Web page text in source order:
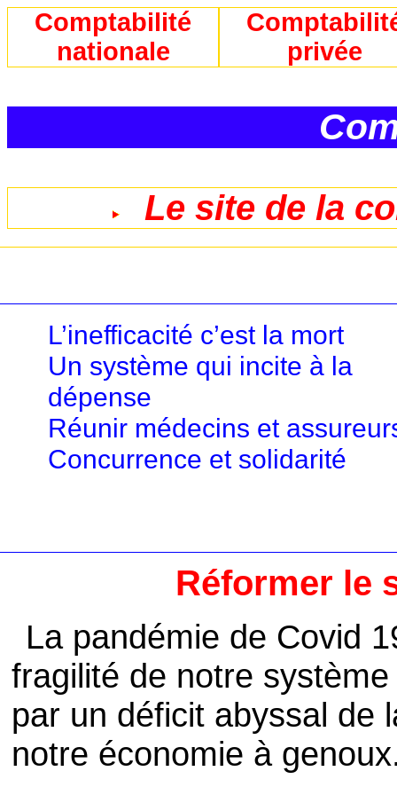
Comptabilité
nationale
privée
Le site de la
L’inefficacité c’est la mort
Un système qui incite à la
dépense
Réunir médecins et
Concurrence et solidarité
Réformer le
La pandémie de Covid
fragilité de notre
par un déficit abyssal de
notre économie à